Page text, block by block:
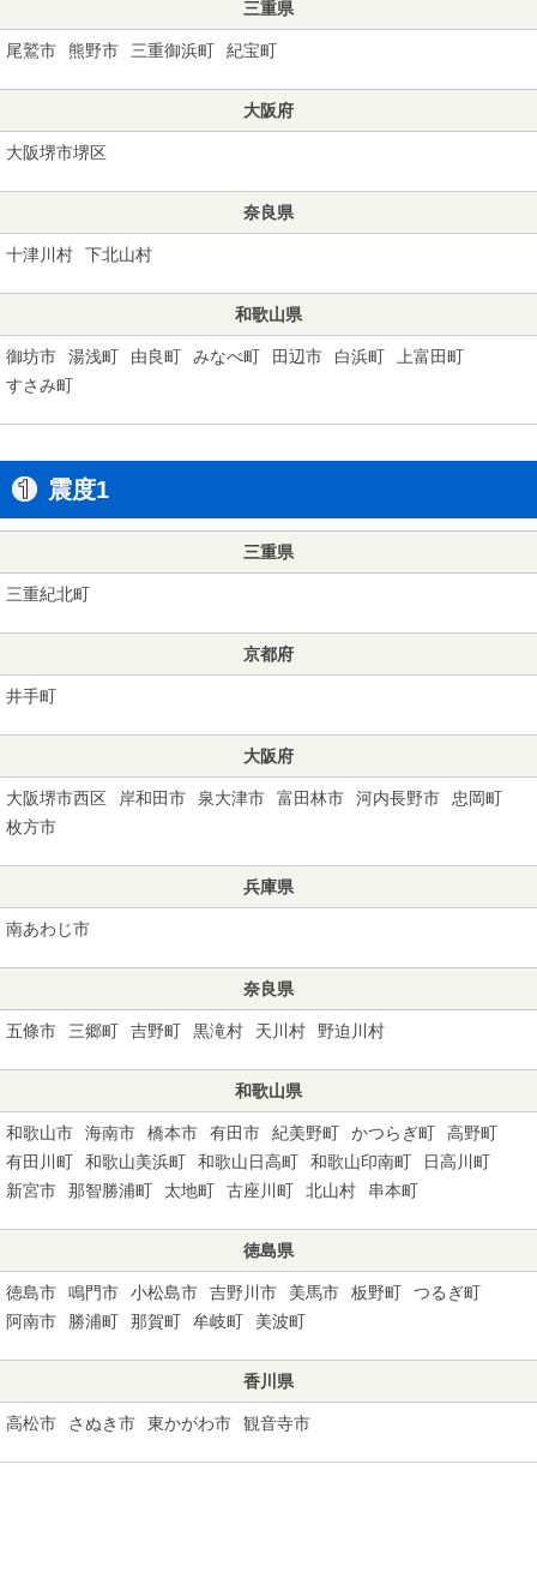
三重県
尾鷲市 熊野市 三重御浜町 紀宝町
大阪府
大阪堺市堺区
奈良県
十津川村 下北山村
和歌山県
御坊市 湯浅町 由良町 みなべ町 田辺市 白浜町
上富田町
すさみ町
震度1
三重県
三重紀北町
京都府
井手町
大阪府
大阪堺市西区 岸和田市 泉大津市 富田林市 河内長野市
忠岡町
枚方市
兵庫県
南あわじ市
奈良県
五條市 三郷町 吉野町 黒滝村 天川村 野迫川村
和歌山県
和歌山市 海南市 橋本市 有田市 紀美野町 かつらぎ町
高野町
有田川町
和歌山美浜町 和歌山日高町 和歌山印南町
日高川町
新宮市
那智勝浦町 太地町 古座川町 北山村 串本町
徳島県
徳島市 鳴門市 小松島市 吉野川市 美馬市 板野町
つるぎ町
阿南市
勝浦町 那賀町 牟岐町 美波町
香川県
高松市 さぬき市 東かがわ市 観音寺市